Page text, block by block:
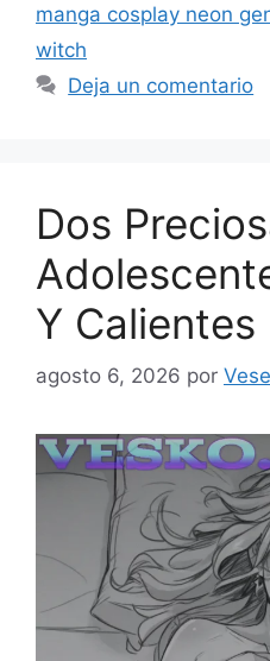
manga cosplay neon
witch
Deja un comentario
Dos
Y Calientes
agosto 6, 2026 por